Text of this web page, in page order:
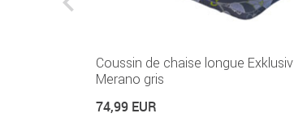
Coussin de chaise longue Exklusiv
Merano gris
74,99 EUR